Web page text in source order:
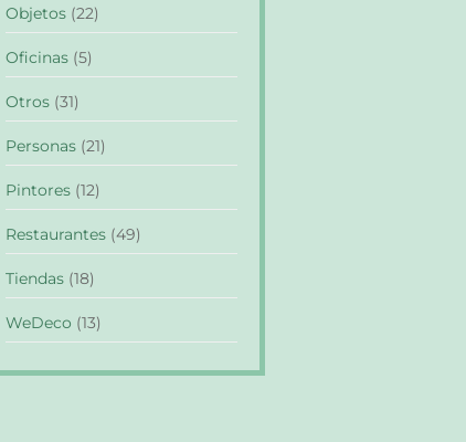
Objetos (22)
Oficinas (5)
Otros (31)
Personas (21)
Pintores (12)
Restaurantes (49)
Tiendas (18)
WeDeco (13)